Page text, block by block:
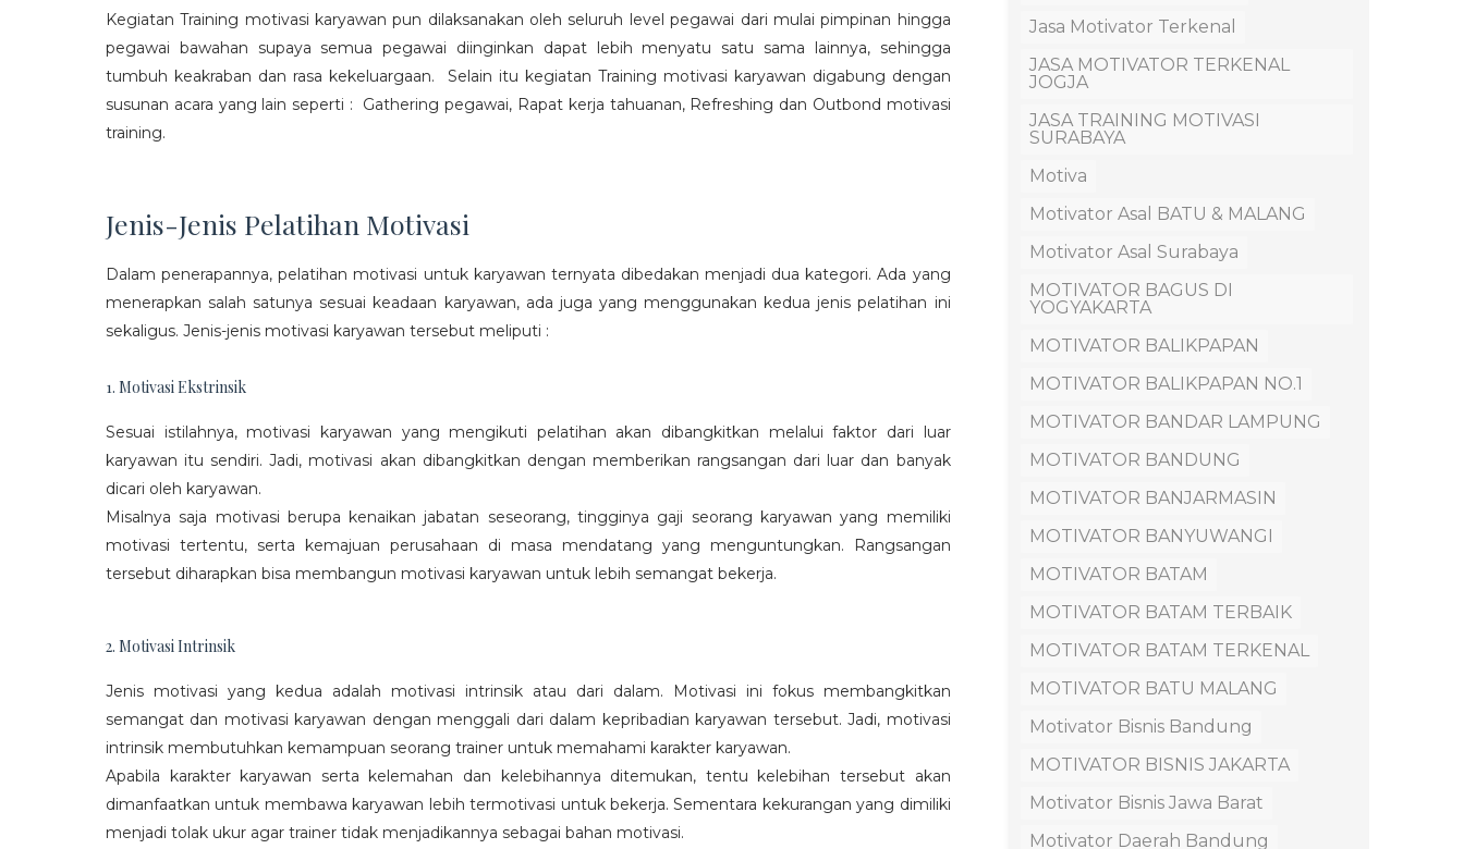
Kegiatan Training motivasi karyawan pun dilaksanakan oleh seluruh level pegawai dari mulai pimpinan hingga
pegawai bawahan supaya semua pegawai diinginkan dapat lebih menyatu satu sama lainnya, sehingga
tumbuh keakraban dan rasa kekeluargaan. Selain itu kegiatan Training motivasi karyawan digabung dengan
susunan acara yang lain seperti : Gathering pegawai, Rapat kerja tahuanan, Refreshing dan Outbond motivasi
training.
Jenis-Jenis Pelatihan Motivasi
Dalam penerapannya, pelatihan motivasi untuk karyawan ternyata dibedakan menjadi dua kategori. Ada yang
menerapkan salah satunya sesuai keadaan karyawan, ada juga yang menggunakan kedua jenis pelatihan ini
sekaligus. Jenis-jenis motivasi karyawan tersebut meliputi :
1. Motivasi Ekstrinsik
Sesuai istilahnya, motivasi karyawan yang mengikuti pelatihan akan dibangkitkan melalui faktor dari luar
karyawan itu sendiri. Jadi, motivasi akan dibangkitkan dengan memberikan rangsangan dari luar dan banyak
dicari oleh karyawan.
Misalnya saja motivasi berupa kenaikan jabatan seseorang, tingginya gaji seorang karyawan yang memiliki
motivasi tertentu, serta kemajuan perusahaan di masa mendatang yang menguntungkan. Rangsangan
tersebut diharapkan bisa membangun motivasi karyawan untuk lebih semangat bekerja.
2. Motivasi Intrinsik
Jenis motivasi yang kedua adalah motivasi intrinsik atau dari dalam. Motivasi ini fokus membangkitkan
semangat dan motivasi karyawan dengan menggali dari dalam kepribadian karyawan tersebut. Jadi, motivasi
intrinsik membutuhkan kemampuan seorang trainer untuk memahami karakter karyawan.
Apabila karakter karyawan serta kelemahan dan kelebihannya ditemukan, tentu kelebihan tersebut akan
dimanfaatkan untuk membawa karyawan lebih termotivasi untuk bekerja. Sementara kekurangan yang dimiliki
menjadi tolak ukur agar trainer tidak menjadikannya sebagai bahan motivasi.
Jasa Motivator Terkenal
JASA MOTIVATOR TERKENAL
JOGJA
JASA TRAINING MOTIVASI
SURABAYA
Motiva
Motivator Asal BATU & MALANG
Motivator Asal Surabaya
MOTIVATOR BAGUS DI
YOGYAKARTA
MOTIVATOR BALIKPAPAN
MOTIVATOR BALIKPAPAN NO.1
MOTIVATOR BANDAR LAMPUNG
MOTIVATOR BANDUNG
MOTIVATOR BANJARMASIN
MOTIVATOR BANYUWANGI
MOTIVATOR BATAM
MOTIVATOR BATAM TERBAIK
MOTIVATOR BATAM TERKENAL
MOTIVATOR BATU MALANG
Motivator Bisnis Bandung
MOTIVATOR BISNIS JAKARTA
Motivator Bisnis Jawa Barat
Motivator Daerah Bandung